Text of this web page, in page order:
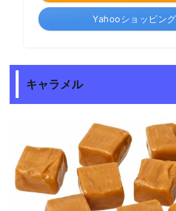
Yahooショッピング
キャラメル